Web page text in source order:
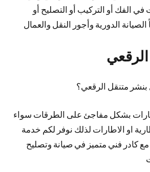
الفك أو التركيب أو التصليح أو
الدورية وأجور النقل والعمال
متنقل الرقعي؟
بشكل مفاجئ على الطرقات سواء
او الاطارات لذلك نوفر لكم خدمة
كادر فني متميز في صيانة وتصليح